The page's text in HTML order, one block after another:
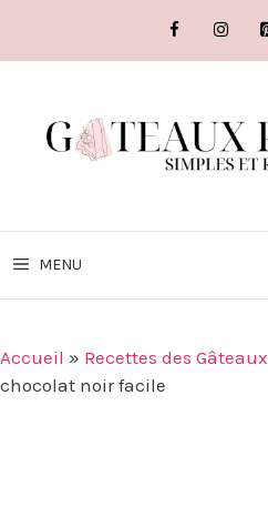
contenu
MENU
Accueil » Recettes des Gâteaux
chocolat noir facile